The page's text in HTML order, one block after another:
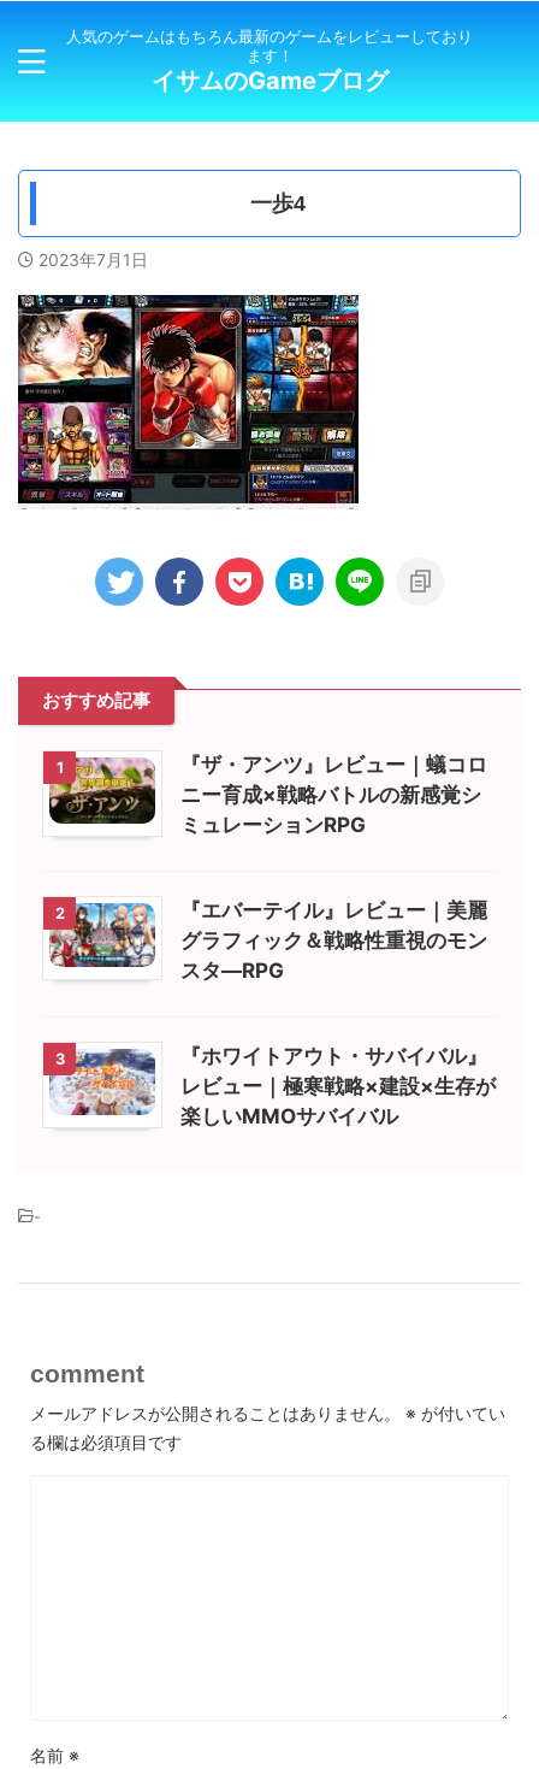
人気のゲームはもちろん最新のゲームをレビューしており
ます！
イサムのGameブログ
一歩4
2023年7月1日
おすすめ記事
1
『ザ・アンツ』レビュー｜蟻コロ
ニー育成×戦略バトルの新感覚シ
ミュレーションRPG
2
『エバーテイル』レビュー｜美麗
グラフィック＆戦略性重視のモン
スタ―RPG
3
『ホワイトアウト・サバイバル』
レビュー｜極寒戦略×建設×生存が
楽しいMMOサバイバル
-
comment
メールアドレスが公開されることはありません。 ※ が付いてい
る欄は必須項目です
名前 ※